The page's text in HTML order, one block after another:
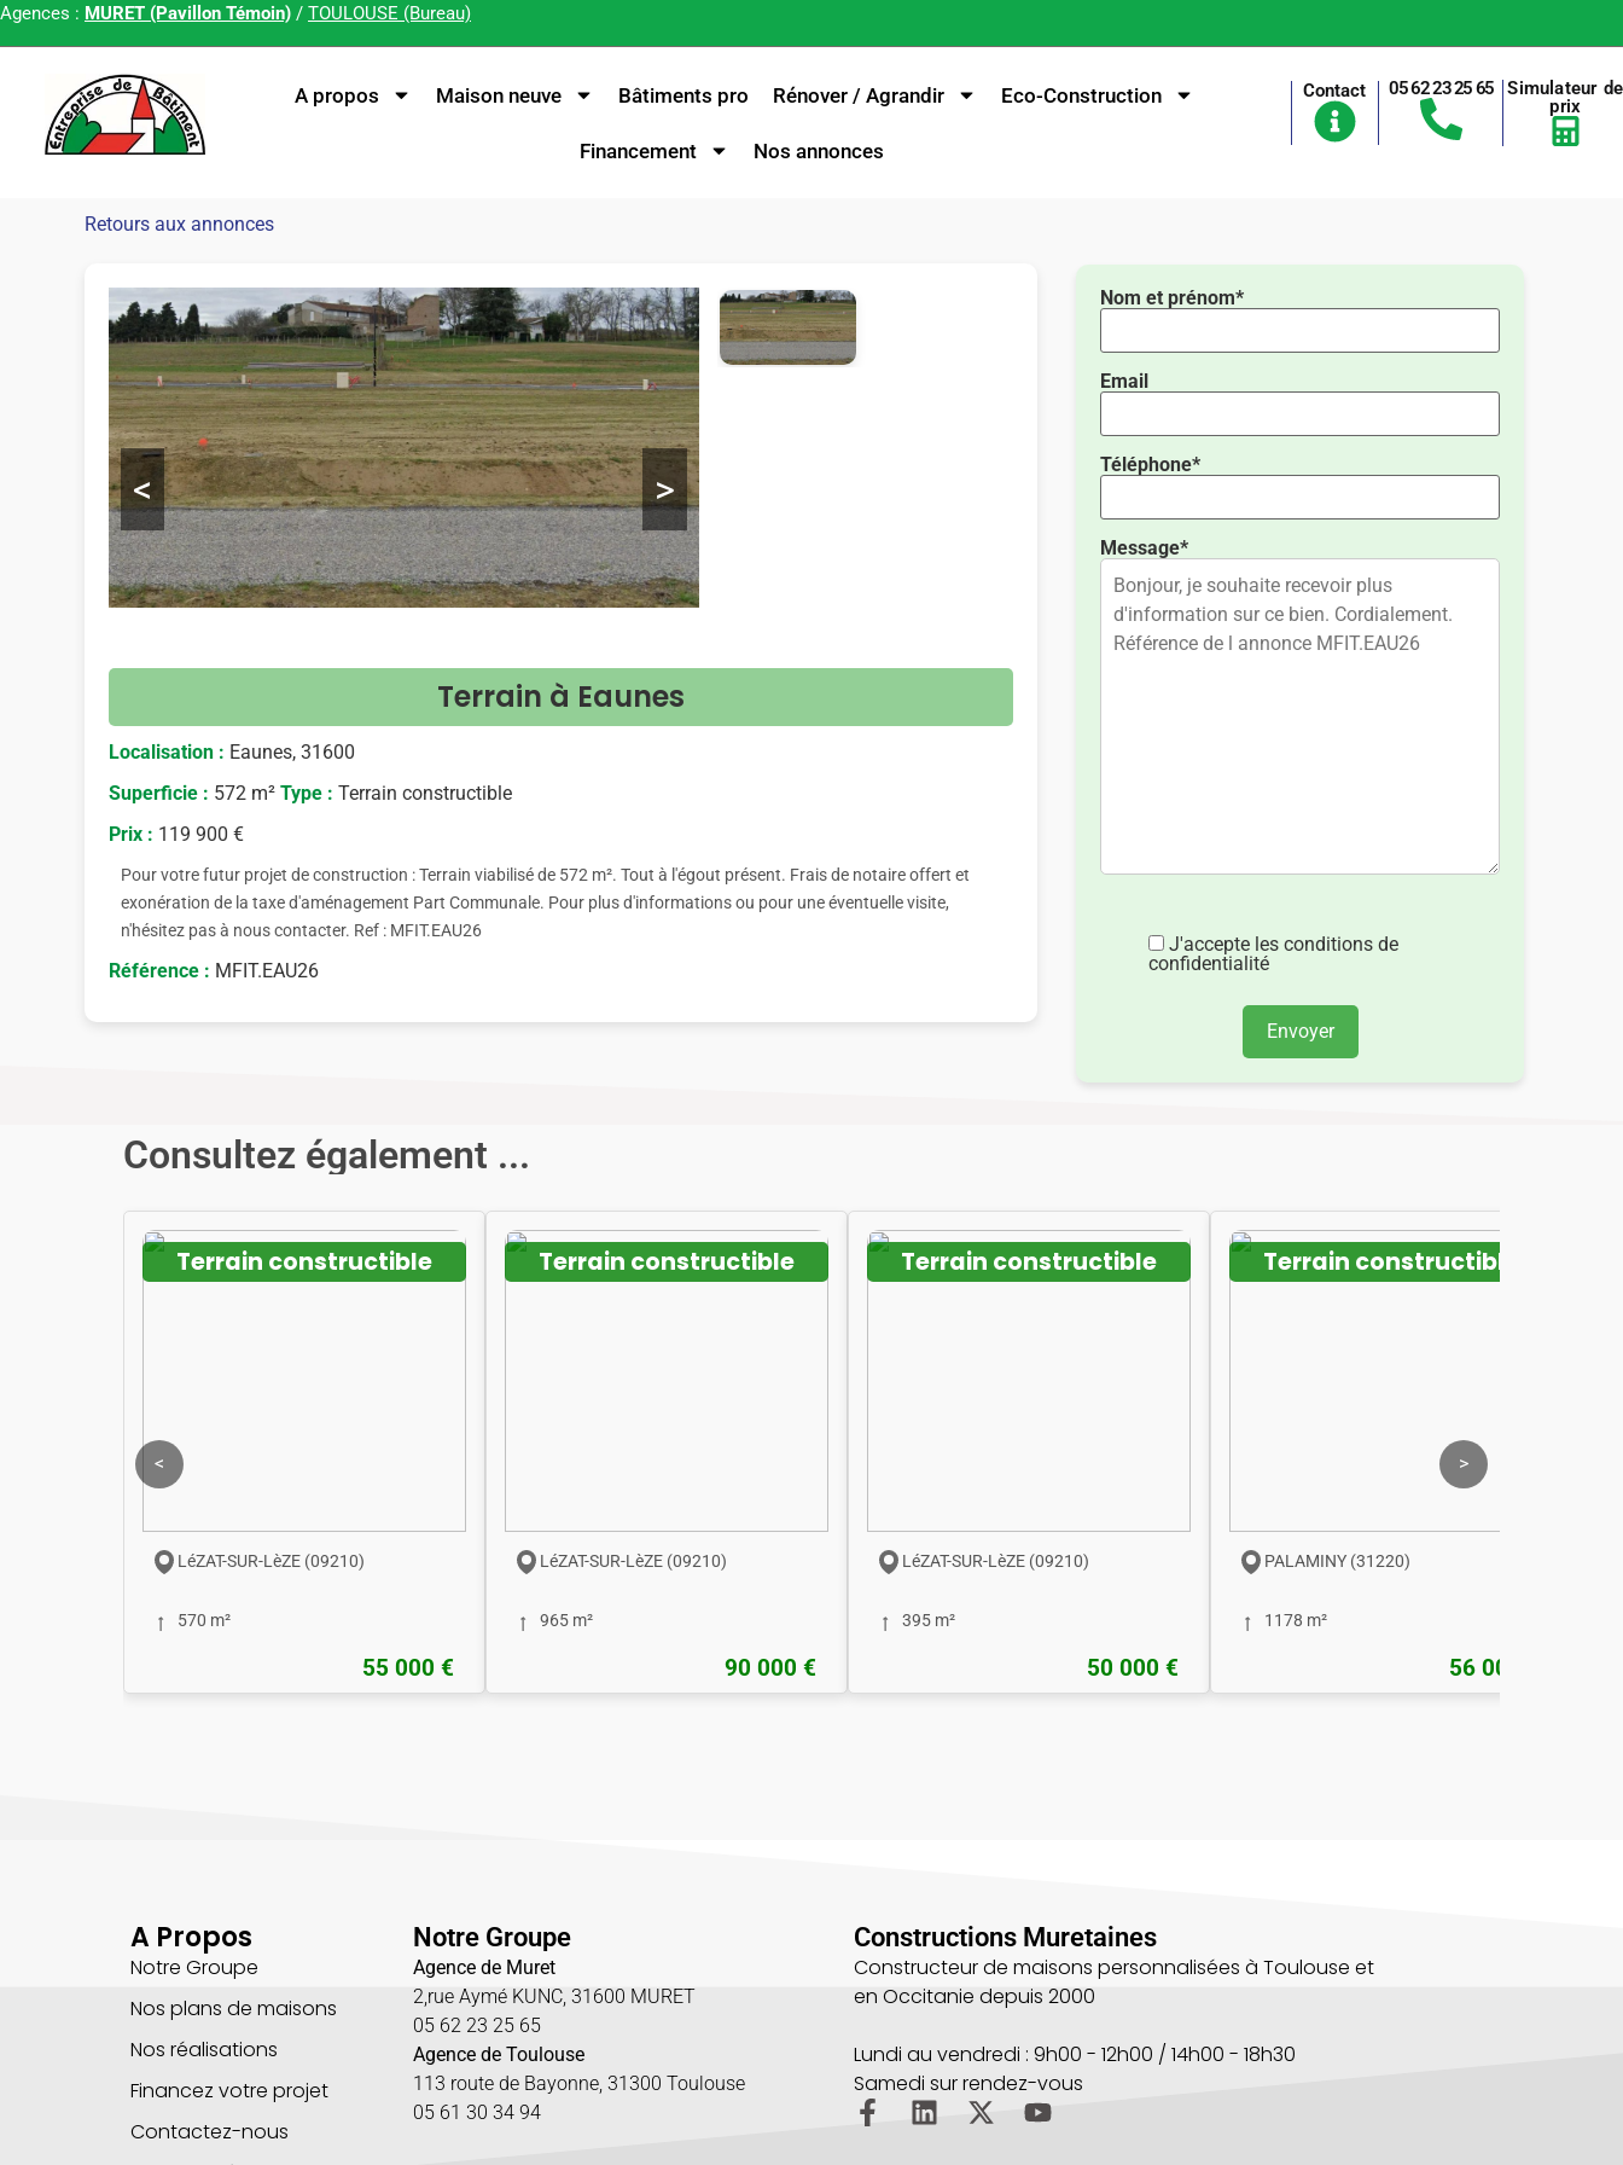
Agences : MURET (Pavillon Témoin) / TOULOUSE (Bureau)
A propos Maison neuve Bâtiments pro Rénover / Agrandir Eco-Construction
Financement Nos annonces
Contact 05 62 23 25 65
Simulateur de
prix
Retours aux annonces
< >
Terrain à Eaunes
Localisation : Eaunes, 31600
Superficie : 572 m² Type : Terrain constructible
Prix : 119 900 €
Pour votre futur projet de construction : Terrain viabilisé de 572 m². Tout à l'égout présent. Frais de notaire offert et
exonération de la taxe d'aménagement Part Communale. Pour plus d'informations ou pour une éventuelle visite,
n'hésitez pas à nous contacter. Ref : MFIT.EAU26
Référence : MFIT.EAU26
Nom et prénom*
Email
Téléphone*
Message*
J'accepte les conditions de
confidentialité
Envoyer
Consultez également ...
<
Terrain constructible
LéZAT-SUR-LèZE (09210)
570 m²
55 000 €
Terrain constructible
LéZAT-SUR-LèZE (09210)
965 m²
90 000 €
Terrain constructible
LéZAT-SUR-LèZE (09210)
395 m²
50 000 €
Terrain constructible
PALAMINY (31220)
1178 m²
56 000 €
>
A Propos
Notre Groupe
Nos plans de maisons
Nos réalisations
Financez votre projet
Contactez-nous
Notre Groupe
Agence de Muret
2,rue Aymé KUNC, 31600 MURET
05 62 23 25 65
Agence de Toulouse
113 route de Bayonne, 31300 Toulouse
05 61 30 34 94
Constructions Muretaines
Constructeur de maisons personnalisées à Toulouse et
en Occitanie depuis 2000
Lundi au vendredi : 9h00 - 12h00 / 14h00 - 18h30
Samedi sur rendez-vous